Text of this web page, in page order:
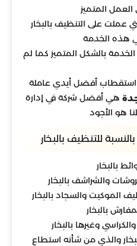
العمل المتميز
عملت على التنظيف بالبخار
في هذه الخدمة
بالشكل المتميز كما لم
أفضل أيدي عاملة
هي أفضل شركة في إدارة
هو الأجود
للتنظيف بالبخار
بالبخار
والشراشف بالبخار
الموكيت والسجاد بالبخار
بالبخار
وغيرها بالبخار
والذي من شأنه استطاع